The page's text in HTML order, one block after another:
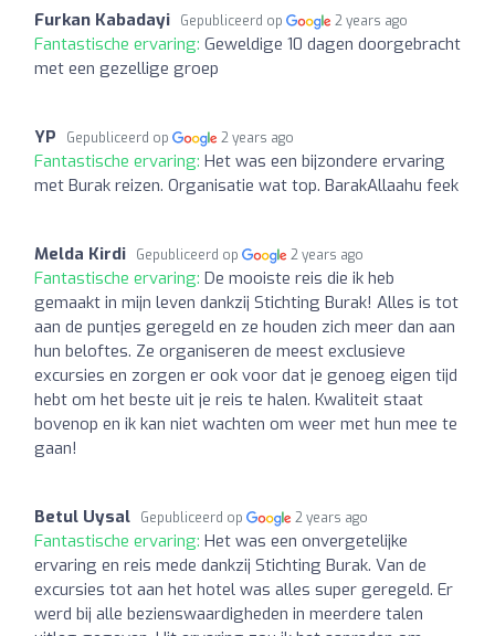
Furkan Kabadayi Gepubliceerd op 2 years ago
Fantastische ervaring: Geweldige 10 dagen doorgebracht
met een gezellige groep
YP Gepubliceerd op 2 years ago
Fantastische ervaring: Het was een bijzondere ervaring
met Burak reizen. Organisatie wat top. BarakAllaahu feek
Melda Kirdi Gepubliceerd op 2 years ago
Fantastische ervaring: De mooiste reis die ik heb
gemaakt in mijn leven dankzij Stichting Burak! Alles is tot
aan de puntjes geregeld en ze houden zich meer dan aan
hun beloftes. Ze organiseren de meest exclusieve
excursies en zorgen er ook voor dat je genoeg eigen tijd
hebt om het beste uit je reis te halen. Kwaliteit staat
bovenop en ik kan niet wachten om weer met hun mee te
gaan!
Betul Uysal Gepubliceerd op 2 years ago
Fantastische ervaring: Het was een onvergetelijke
ervaring en reis mede dankzij Stichting Burak. Van de
excursies tot aan het hotel was alles super geregeld. Er
werd bij alle bezienswaardigheden in meerdere talen